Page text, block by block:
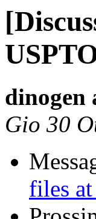
dinogen
Gio 30
files